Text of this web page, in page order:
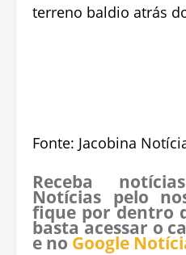
terreno baldio atrás
Fonte: Jacobina
Receba
Notícias pelo
fique por dentro
basta acessar o
e no Google